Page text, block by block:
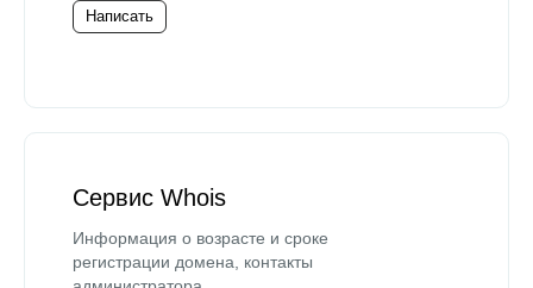
Написать
Сервис Whois
Информация о возрасте и сроке
регистрации домена, контакты